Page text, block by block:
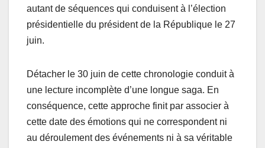
autant de séquences qui conduisent à l’élection
présidentielle du président de la République le 27
juin.
Détacher le 30 juin de cette chronologie conduit à
une lecture incomplète d’une longue saga. En
conséquence, cette approche finit par associer à
cette date des émotions qui ne correspondent ni
au déroulement des événements ni à sa véritable